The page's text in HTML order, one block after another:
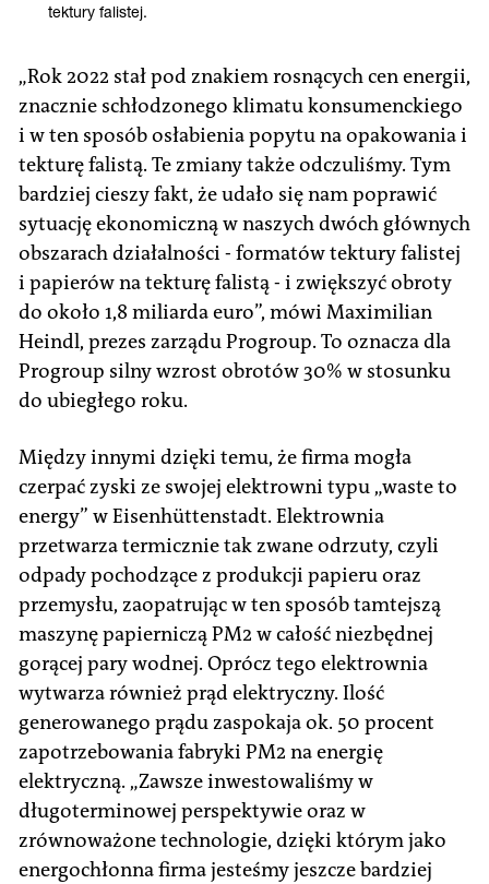
tektury falistej.
„Rok 2022 stał pod znakiem rosnących cen energii,
znacznie schłodzonego klimatu konsumenckiego
i w ten sposób osłabienia popytu na opakowania i
tekturę falistą. Te zmiany także odczuliśmy. Tym
bardziej cieszy fakt, że udało się nam poprawić
sytuację ekonomiczną w naszych dwóch głównych
obszarach działalności - formatów tektury falistej
i papierów na tekturę falistą - i zwiększyć obroty
do około 1,8 miliarda euro”, mówi Maximilian
Heindl, prezes zarządu Progroup. To oznacza dla
Progroup silny wzrost obrotów 30% w stosunku
do ubiegłego roku.
Między innymi dzięki temu, że firma mogła
czerpać zyski ze swojej elektrowni typu „waste to
energy” w Eisenhüttenstadt. Elektrownia
przetwarza termicznie tak zwane odrzuty, czyli
odpady pochodzące z produkcji papieru oraz
przemysłu, zaopatrując w ten sposób tamtejszą
maszynę papierniczą PM2 w całość niezbędnej
gorącej pary wodnej. Oprócz tego elektrownia
wytwarza również prąd elektryczny. Ilość
generowanego prądu zaspokaja ok. 50 procent
zapotrzebowania fabryki PM2 na energię
elektryczną. „Zawsze inwestowaliśmy w
długoterminowej perspektywie oraz w
zrównoważone technologie, dzięki którym jako
energochłonna firma jesteśmy jeszcze bardziej